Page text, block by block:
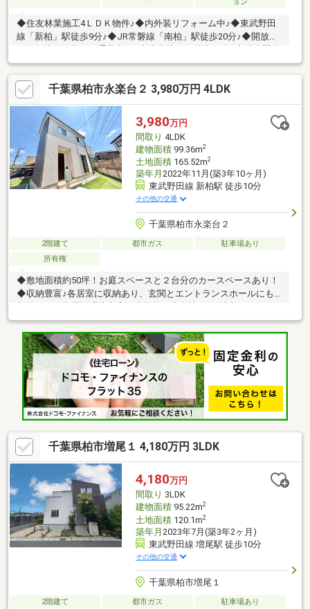
◆住友林業施工4ＬＤＫ物件♪◆内外装リフォーム中♪◆東武野田
線「新柏」駅徒歩9分♪◆JR常磐線「南柏」駅徒歩20分♪◆開放感
にスーパーやコンビニ等のお買物施設充実♪◆ＬＤＫ広々19帖♪◆
全居室南向き♪◆収納スペースが豊富な間取り♪ご案内希望の方は
お気軽に047-710-6633まで♪赤い「見学予約する」ボタンからもす
ぐに予約できます♪LINEのお問合せは【@housing-z】♪お車の無い
方、小さなお子様のいる方は最寄りの駅までお迎えにまいります
ので、ご希望の方はお申し付け下さい。
千葉県柏市永楽台２ 3,980万円 4LDK
3,980万円
間取り 4LDK
建物面積99.36m2
土地面積165.52m2
築年月 2022年11月(築3年10ヶ月)
東武野田線 新柏駅 徒歩10分
その他の交通
千葉県柏市永楽台２
2階建て 都市ガス
駐車場あり
所有権
◆敷地面積約50坪！お庭スペースと２台分のカースペースあり！
◆収納豊富♪各居室に収納あり、玄関とエントランスホールにも
ー・公園も１km以内！◆子育て世代におすすめ物件！【備考】法
令上の制限／建築基準法第22条区域
千葉県柏市増尾１ 4,180万円 3LDK
4,180万円
間取り 3LDK
建物面積95.22m2
土地面積120.1m2
築年月 2023年7月(築3年2ヶ月)
東武野田線 増尾駅 徒歩10分
その他の交通
千葉県柏市増尾１
2階建て 都市ガス
駐車場あり